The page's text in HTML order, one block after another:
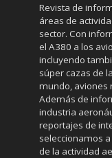
Revista de
áreas de
sector. Con
el A380 a los
incluyendo
súper cazas de
mundo, aviones
Además de
industria
reportajes de
seleccionamos
de la actividad